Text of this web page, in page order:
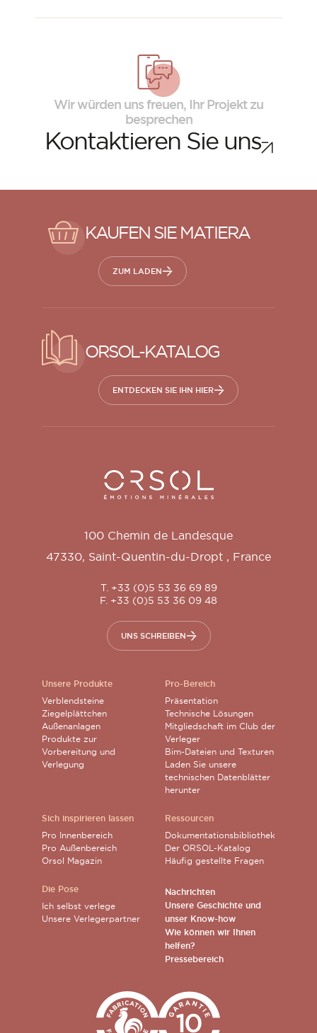
Wir würden uns freuen, Ihr Projekt zu
besprechen
Kontaktieren Sie uns
KAUFEN SIE MATIERA
ZUM LADEN
ORSOL-KATALOG
ENTDECKEN SIE IHN HIER
Orsol S.A.
100 Chemin de Landesque
47330, Saint-Quentin-du-Dropt , France
T. +33 (0)5 53 36 69 89
F. +33 (0)5 53 36 09 48
UNS SCHREIBEN
Unsere Produkte
Verblendsteine
Ziegelplättchen
Außenanlagen
Produkte zur
Vorbereitung und
Verlegung
Sich inspirieren lassen
Pro Innenbereich
Pro Außenbereich
Orsol Magazin
Die Pose
Ich selbst verlege
Unsere Verlegerpartner
Pro-Bereich
Präsentation
Technische Lösungen
Mitgliedschaft im Club der
Verleger
Bim-Dateien und Texturen
Laden Sie unsere
technischen Datenblätter
herunter
Ressourcen
Dokumentationsbibliothek
Der ORSOL-Katalog
Häufig gestellte Fragen
Nachrichten
Unsere Geschichte und
unser Know-how
Wie können wir Ihnen
helfen?
Pressebereich